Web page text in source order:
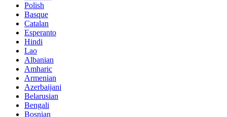
Polish
Basque
Catalan
Esperanto
Hindi
Lao
Albanian
Amharic
Armenian
Azerbaijani
Belarusian
Bengali
Bosnian